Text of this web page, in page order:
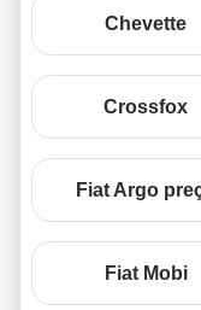
Chevette
Crossfox
Fiat Argo
Fiat Mobi